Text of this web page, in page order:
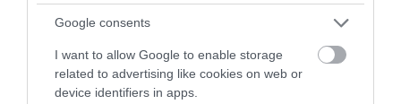
Google consents
I want to allow Google to enable storage
related to advertising like cookies on web or
device identifiers in apps.
Άννα Κορακάκη: Η συγκινητική
ανάρτηση από την Ελληνίδα
Ολυμπιονίκη – Αποκάλυψε το
σπουδαιότερο «μετάλλιό» της
Η Άννα Κορακάκη δημοσίευσε στον προσωπικό της λογαριασμό στο Instagram δύο φωτογραφίες